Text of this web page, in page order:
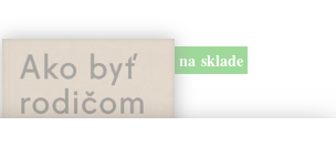
na sklade